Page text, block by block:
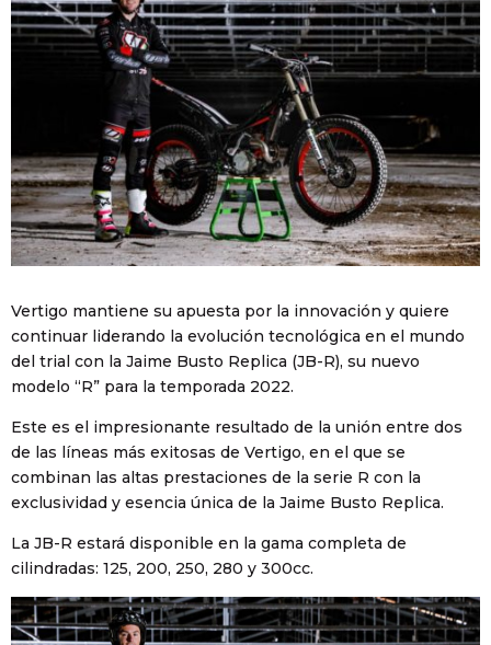
Vertigo mantiene su apuesta por la innovación y quiere
continuar liderando la evolución tecnológica en el mundo
del trial con la Jaime Busto Replica (JB-R), su nuevo
modelo “R” para la temporada 2022.
Este es el impresionante resultado de la unión entre dos
de las líneas más exitosas de Vertigo, en el que se
combinan las altas prestaciones de la serie R con la
exclusividad y esencia única de la Jaime Busto Replica.
La JB-R estará disponible en la gama completa de
cilindradas: 125, 200, 250, 280 y 300cc.